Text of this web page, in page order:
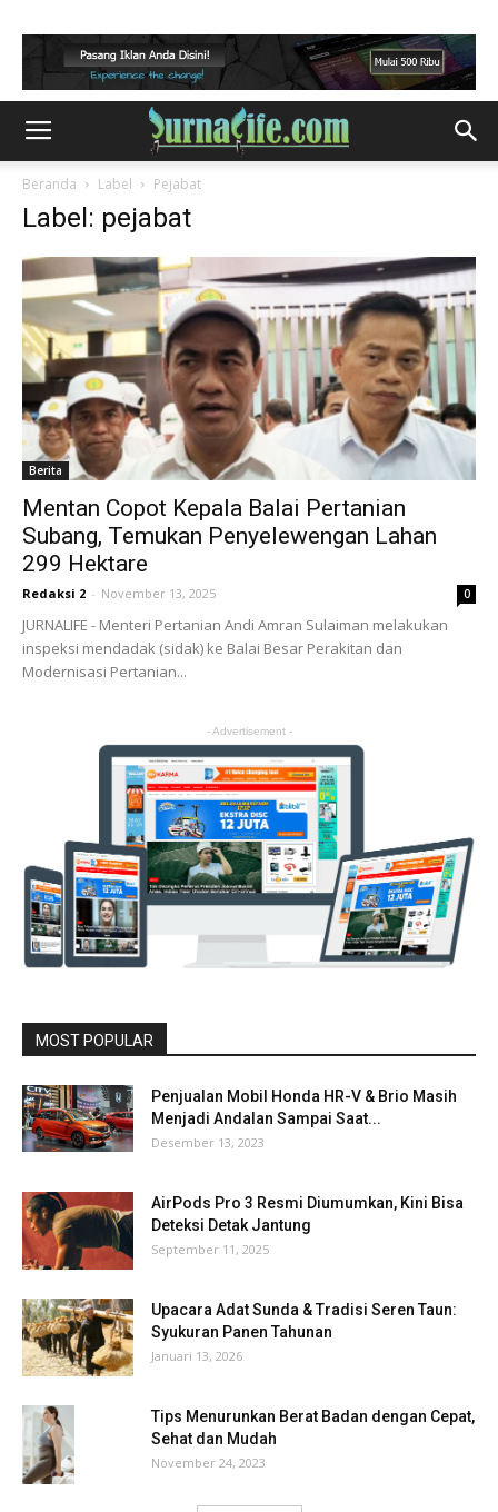
Beranda Label Pejabat
Label: pejabat
Berita
Mentan Copot Kepala Balai Pertanian
Subang, Temukan Penyelewengan Lahan
299 Hektare
Redaksi 2 - November 13, 2025 0
JURNALIFE - Menteri Pertanian Andi Amran Sulaiman melakukan
inspeksi mendadak (sidak) ke Balai Besar Perakitan dan
Modernisasi Pertanian...
- Advertisement -
MOST POPULAR
Penjualan Mobil Honda HR-V & Brio Masih
Menjadi Andalan Sampai Saat...
Desember 13, 2023
AirPods Pro 3 Resmi Diumumkan, Kini Bisa
Deteksi Detak Jantung
September 11, 2025
Upacara Adat Sunda & Tradisi Seren Taun:
Syukuran Panen Tahunan
Januari 13, 2026
Tips Menurunkan Berat Badan dengan Cepat,
Sehat dan Mudah
November 24, 2023